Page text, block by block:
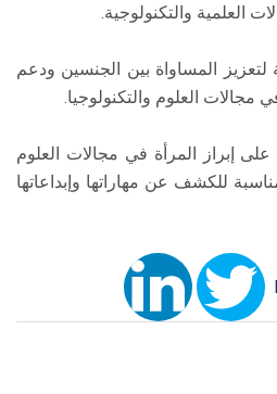
العلمية والتكنولوجية.
لتعزيز المساواة بين الجنسين ودعم
مجالات العلوم والتكنولوجيا.
إبراز المرأة في مجالات العلوم
للكشف عن مهاراتها وإبداعاتها